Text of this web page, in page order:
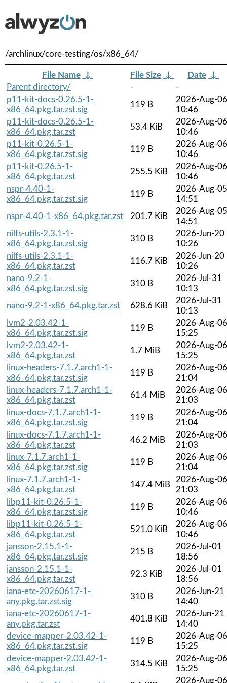
/archlinux/core-testing/os/x86_64/
File Name ↓ File Size ↓ Date ↓
Parent directory/
-
-
p11-kit-docs-0.26.5-1-
x86_64.pkg.tar.zst.sig
119 B
2026-Aug-06
10:46
p11-kit-docs-0.26.5-1-
x86_64.pkg.tar.zst
53.4 KiB
2026-Aug-06
10:46
p11-kit-0.26.5-1-
x86_64.pkg.tar.zst.sig
119 B
2026-Aug-06
10:46
p11-kit-0.26.5-1-
x86_64.pkg.tar.zst
255.5 KiB
2026-Aug-06
10:46
nspr-4.40-1-
x86_64.pkg.tar.zst.sig
119 B
2026-Aug-05
14:51
nspr-4.40-1-x86_64.pkg.tar.zst
201.7 KiB
2026-Aug-05
14:51
nilfs-utils-2.3.1-1-
x86_64.pkg.tar.zst.sig
310 B
2026-Jun-20
10:26
nilfs-utils-2.3.1-1-
x86_64.pkg.tar.zst
116.7 KiB
2026-Jun-20
10:26
nano-9.2-1-
x86_64.pkg.tar.zst.sig
310 B
2026-Jul-31
10:13
nano-9.2-1-x86_64.pkg.tar.zst
628.6 KiB
2026-Jul-31
10:13
lvm2-2.03.42-1-
x86_64.pkg.tar.zst.sig
119 B
2026-Aug-06
15:25
lvm2-2.03.42-1-
x86_64.pkg.tar.zst
1.7 MiB
2026-Aug-06
15:25
linux-headers-7.1.7.arch1-1-
x86_64.pkg.tar.zst.sig
119 B
2026-Aug-06
21:04
linux-headers-7.1.7.arch1-1-
x86_64.pkg.tar.zst
61.4 MiB
2026-Aug-06
21:03
linux-docs-7.1.7.arch1-1-
x86_64.pkg.tar.zst.sig
119 B
2026-Aug-06
21:04
linux-docs-7.1.7.arch1-1-
x86_64.pkg.tar.zst
46.2 MiB
2026-Aug-06
21:03
linux-7.1.7.arch1-1-
x86_64.pkg.tar.zst.sig
119 B
2026-Aug-06
21:04
linux-7.1.7.arch1-1-
x86_64.pkg.tar.zst
147.4 MiB
2026-Aug-06
21:03
libp11-kit-0.26.5-1-
x86_64.pkg.tar.zst.sig
119 B
2026-Aug-06
10:46
libp11-kit-0.26.5-1-
x86_64.pkg.tar.zst
521.0 KiB
2026-Aug-06
10:46
jansson-2.15.1-1-
x86_64.pkg.tar.zst.sig
215 B
2026-Jul-01
18:56
jansson-2.15.1-1-
x86_64.pkg.tar.zst
92.3 KiB
2026-Jul-01
18:56
iana-etc-20260617-1-
any.pkg.tar.zst.sig
310 B
2026-Jun-21
14:40
iana-etc-20260617-1-
any.pkg.tar.zst
401.8 KiB
2026-Jun-21
14:40
device-mapper-2.03.42-1-
x86_64.pkg.tar.zst.sig
119 B
2026-Aug-06
15:25
device-mapper-2.03.42-1-
x86_64.pkg.tar.zst
314.5 KiB
2026-Aug-06
15:25
2026-Aug-06